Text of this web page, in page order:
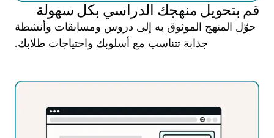
قم بتحويل منهجك الدراسي بكل سهولة
حوّل المنهج الموثوق به إلى دروس ومسابقات وأنشطة
جذابة تتناسب مع أسلوبك واحتياجات طلابك.